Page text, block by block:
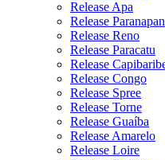
Release Apa
Release
Release Reno
Release Paracatu
Release
Release Congo
Release Spree
Release Torne
Release Guaíba
Release Amarelo
Release Loire